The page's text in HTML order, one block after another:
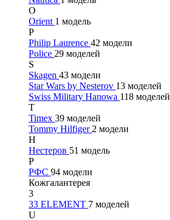
O
Orient 1 модель
P
Philip Laurence 42 модели
Police 29 моделей
S
Skagen 43 модели
Star Wars by Nesterov 13 моделей
Swiss Military Hanowa 118 моделей
T
Timex 39 моделей
Tommy Hilfiger 2 модели
Н
Нестеров 51 модель
Р
РФС 94 модели
Кожгалантерея
3
33 ELEMENT 7 моделей
U